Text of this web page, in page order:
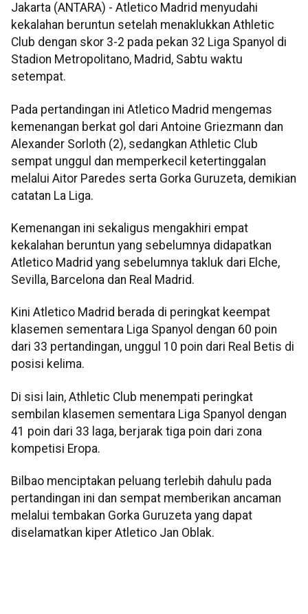
Jakarta (ANTARA) - Atletico Madrid menyudahi
kekalahan beruntun setelah menaklukkan Athletic
Club dengan skor 3-2 pada pekan 32 Liga Spanyol di
Stadion Metropolitano, Madrid, Sabtu waktu
setempat.
Pada pertandingan ini Atletico Madrid mengemas
kemenangan berkat gol dari Antoine Griezmann dan
Alexander Sorloth (2), sedangkan Athletic Club
sempat unggul dan memperkecil ketertinggalan
melalui Aitor Paredes serta Gorka Guruzeta, demikian
catatan La Liga.
Kemenangan ini sekaligus mengakhiri empat
kekalahan beruntun yang sebelumnya didapatkan
Atletico Madrid yang sebelumnya takluk dari Elche,
Sevilla, Barcelona dan Real Madrid.
Kini Atletico Madrid berada di peringkat keempat
klasemen sementara Liga Spanyol dengan 60 poin
dari 33 pertandingan, unggul 10 poin dari Real Betis di
posisi kelima.
Di sisi lain, Athletic Club menempati peringkat
sembilan klasemen sementara Liga Spanyol dengan
41 poin dari 33 laga, berjarak tiga poin dari zona
kompetisi Eropa.
Bilbao menciptakan peluang terlebih dahulu pada
pertandingan ini dan sempat memberikan ancaman
melalui tembakan Gorka Guruzeta yang dapat
diselamatkan kiper Atletico Jan Oblak.